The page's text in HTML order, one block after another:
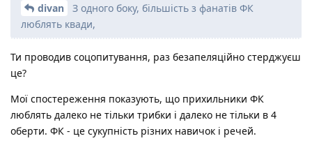
divan
З одного боку, більшість з фанатів ФК
люблять квади,
Ти проводив соцопитування, раз безапеляційно стерджуєш
це?
Мої спостереження показують, що прихильники ФК
люблять далеко не тільки трибки і далеко не тільки в 4
оберти. ФК - це сукупність різних навичок і речей.